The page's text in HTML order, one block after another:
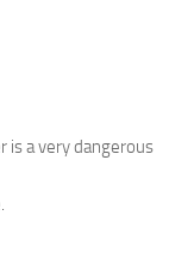
is a very dangerous